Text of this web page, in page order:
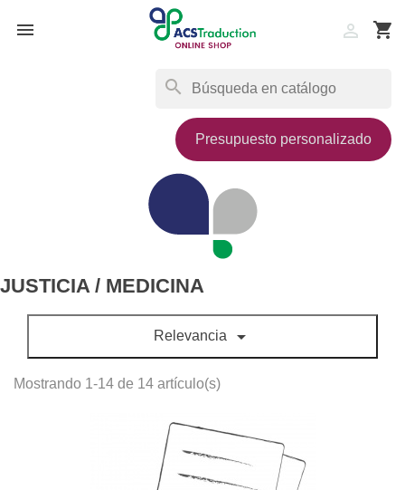
 shopping_cart

search
Presupuesto personalizado
JUSTICIA / MEDICINA
Relevancia 
Mostrando 1-14 de 14 artículo(s)